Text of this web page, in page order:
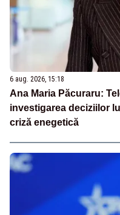
6 aug. 2026, 15:18
Ana Maria Păcuraru:
investigarea deciziilor
criză enegetică